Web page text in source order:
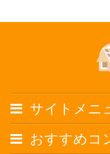
サイトメニ
おすすめコ